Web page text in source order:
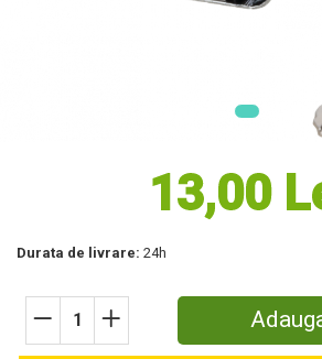
Tăvălugi pentru gazon
Aeratoare pentru gazon
Șuruburi Autoforante
Utilaje Agricole
13,00
Durata de livrare: 24h